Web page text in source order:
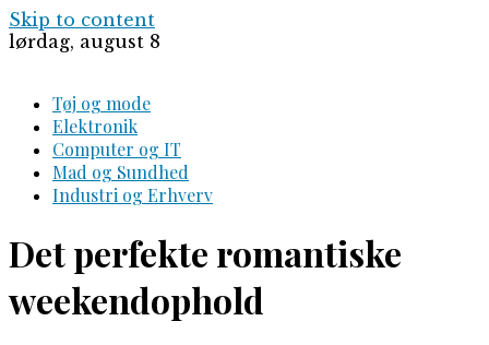
Skip to content
lørdag, august 8
Tøj og mode
Elektronik
Computer og IT
Mad og Sundhed
Industri og Erhverv
Det perfekte romantiske
weekendophold